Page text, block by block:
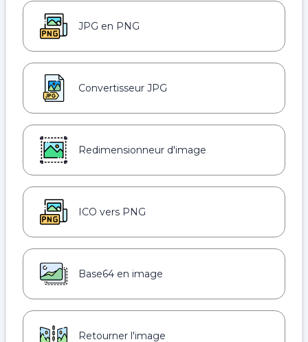
JPG en PNG
Convertisseur JPG
Redimensionneur d'image
ICO vers PNG
Base64 en image
Retourner l'image